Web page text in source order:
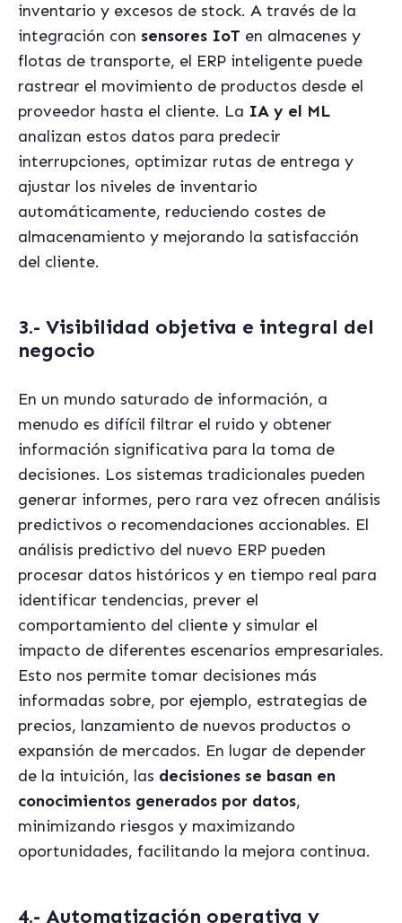
inventario y excesos de stock. A través de la
integración con sensores IoT en almacenes y
flotas de transporte, el ERP inteligente puede
rastrear el movimiento de productos desde el
proveedor hasta el cliente. La IA y el ML
analizan estos datos para predecir
interrupciones, optimizar rutas de entrega y
ajustar los niveles de inventario
automáticamente, reduciendo costes de
almacenamiento y mejorando la satisfacción
del cliente.
3.- Visibilidad objetiva e integral del
negocio
En un mundo saturado de información, a
menudo es difícil filtrar el ruido y obtener
información significativa para la toma de
decisiones. Los sistemas tradicionales pueden
generar informes, pero rara vez ofrecen análisis
predictivos o recomendaciones accionables. El
análisis predictivo del nuevo ERP pueden
procesar datos históricos y en tiempo real para
identificar tendencias, prever el
comportamiento del cliente y simular el
impacto de diferentes escenarios empresariales.
Esto nos permite tomar decisiones más
informadas sobre, por ejemplo, estrategias de
precios, lanzamiento de nuevos productos o
expansión de mercados. En lugar de depender
de la intuición, las decisiones se basan en
conocimientos generados por datos,
minimizando riesgos y maximizando
oportunidades, facilitando la mejora continua.
4.- Automatización operativa y